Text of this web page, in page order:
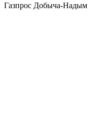
Газпрос Добыча-Надым